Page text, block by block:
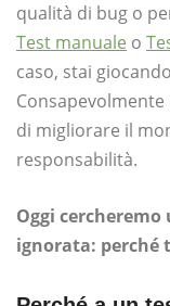
qualità di bug o
Test manuale o
caso, stai
di migliorare il
responsabilità.
Oggi
ignorata: perché